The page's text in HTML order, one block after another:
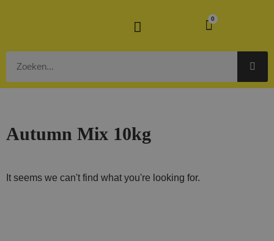
0
Autumn Mix 10kg
It seems we can't find what you're looking for.